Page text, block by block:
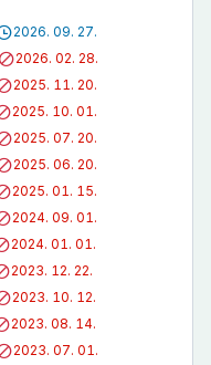
2026. 09. 27.
2026. 02. 28.
2025. 11. 20.
2025. 10. 01.
2025. 07. 20.
2025. 06. 20.
2025. 01. 15.
2024. 09. 01.
2024. 01. 01.
2023. 12. 22.
2023. 10. 12.
2023. 08. 14.
2023. 07. 01.